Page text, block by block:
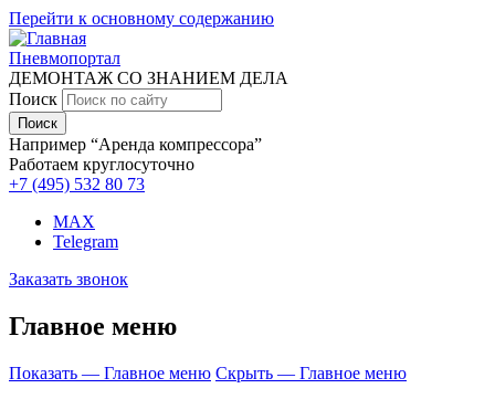
Перейти к основному содержанию
Пневмопортал
ДЕМОНТАЖ СО ЗНАНИЕМ ДЕЛА
Поиск
Например “Аренда компрессора”
Работаем круглосуточно
+7 (495) 532 80 73
MAX
Telegram
Заказать звонок
Главное меню
Показать — Главное меню Скрыть — Главное меню